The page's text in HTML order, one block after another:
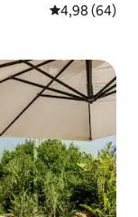
4,98 de uma
4,98 (64)